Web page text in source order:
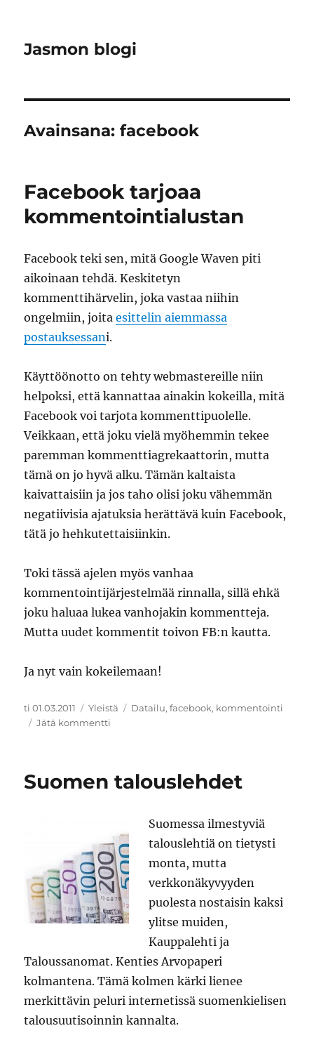
Jasmon blogi
Avainsana:facebook
Facebook tarjoaa
kommentointialustan
Facebook teki sen, mitä Google Waven piti
aikoinaan tehdä. Keskitetyn
kommenttihärvelin, joka vastaa niihin
ongelmiin, joitaesittelin aiemmassa
postauksessani.
Käyttöönotto on tehty webmastereille niin
helpoksi, että kannattaa ainakin kokeilla, mitä
Facebook voi tarjota kommenttipuolelle.
Veikkaan, että joku vielä myöhemmin tekee
paremman kommenttiagrekaattorin, mutta
tämä on jo hyvä alku. Tämän kaltaista
kaivattaisiin ja jos taho olisi joku vähemmän
negatiivisia ajatuksia herättävä kuin Facebook,
tätä jo hehkutettaisiinkin.
Toki tässä ajelen myös vanhaa
kommentointijärjestelmää rinnalla, sillä ehkä
joku haluaa lukea vanhojakin kommentteja.
Mutta uudet kommentit toivon FB:n kautta.
Ja nyt vain kokeilemaan!
Julkaistu
ti 01.03.2011 Kategoriat
Yleistä Avainsanat
Datailu,facebook, kommentointi
Jätä kommentti
Suomen talouslehdet
Suomessa ilmestyviä
talouslehtiä on tietysti
monta, mutta
verkkonäkyvyyden
puolesta nostaisin kaksi
ylitse muiden,
Kauppalehti ja
Taloussanomat. Kenties Arvopaperi
kolmantena. Tämä kolmen kärki lienee
merkittävin peluri internetissä suomenkielisen
talousuutisoinnin kannalta.